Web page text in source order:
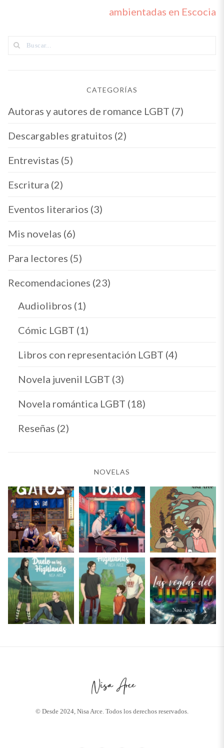
ambientadas en Escocia
CATEGORÍAS
Autoras y autores de romance LGBT (7)
Descargables gratuitos (2)
Entrevistas (5)
Escritura (2)
Eventos literarios (3)
Mis novelas (6)
Para lectores (5)
Recomendaciones (23)
Audiolibros (1)
Cómic LGBT (1)
Libros con representación LGBT (4)
Novela juvenil LGBT (3)
Novela romántica LGBT (18)
Reseñas (2)
NOVELAS
© Desde 2024, Nisa Arce. Todos los derechos reservados.